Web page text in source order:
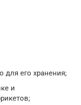
для его хранения;
и